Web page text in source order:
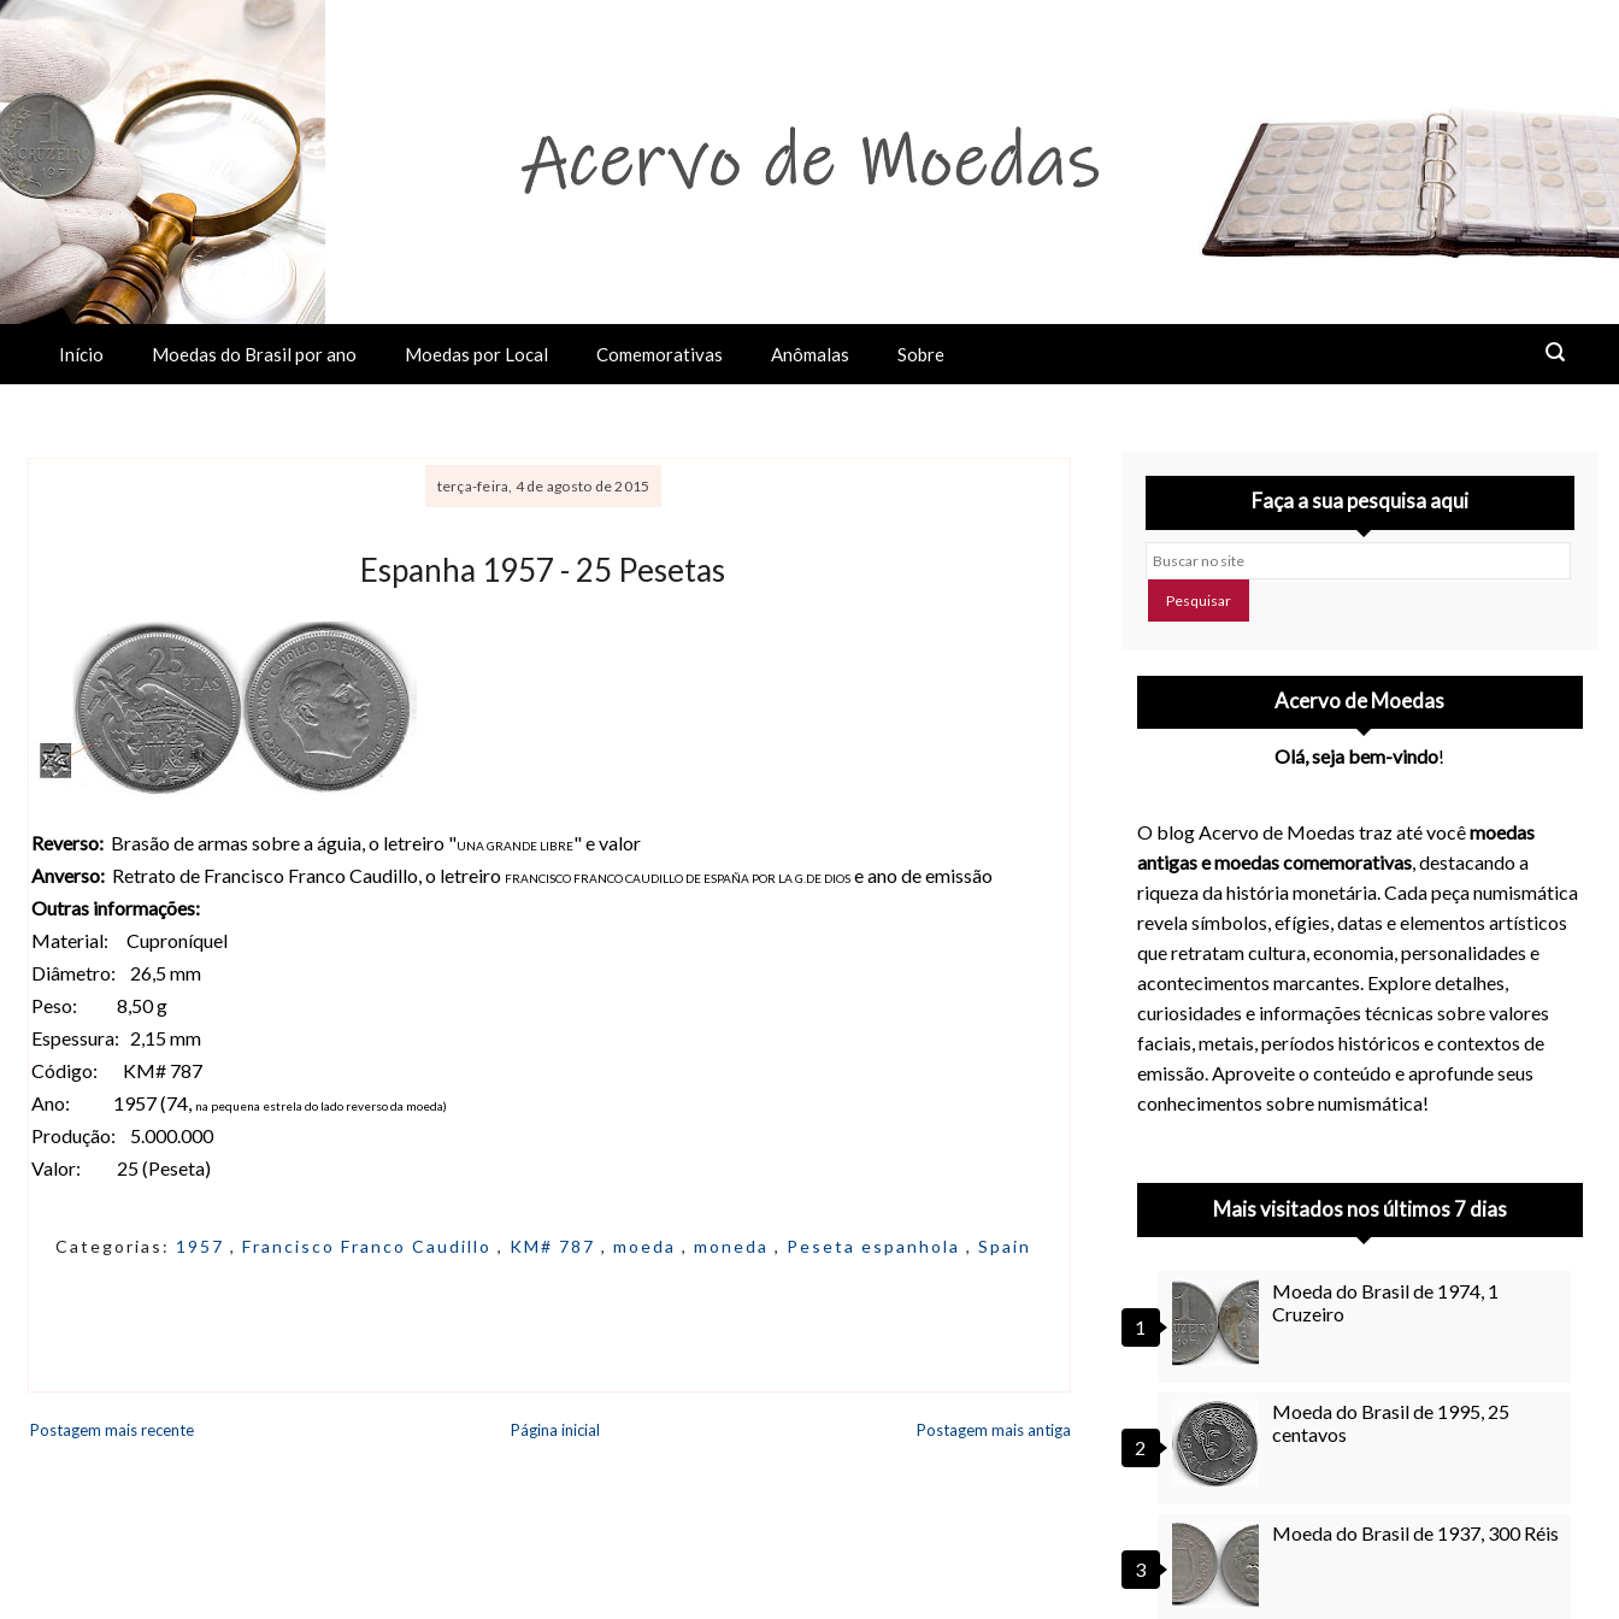
Início Moedas do Brasil por ano Moedas por Local Comemorativas Anômalas Sobre
terça-feira, 4 de agosto de 2015
Espanha 1957 - 25 Pesetas
Reverso: Brasão de armas sobre a águia, o letreiro "UNA GRANDE LIBRE" e valor
Anverso: Retrato de Francisco Franco Caudillo, o letreiro FRANCISCO FRANCO CAUDILLO DE ESPAÑA POR LA G.DE DIOS e ano de emissão
Outras informações:
Material: Cuproníquel
Diâmetro: 26,5 mm
Peso: 8,50 g
Espessura: 2,15 mm
Código: KM# 787
Ano: 1957 (74, na pequena estrela do lado reverso da moeda)
Produção: 5.000.000
Valor: 25 (Peseta)
Categorias: 1957 , Francisco Franco Caudillo , KM# 787 , moeda , moneda , Peseta espanhola , Spain
Postagem mais recente Postagem mais antiga
Página inicial
Faça a sua pesquisa aqui
Buscar no site
Acervo de Moedas
Olá, seja bem-vindo!
O blog Acervo de Moedas traz até vocêmoedas
antigas e moedas comemorativas, destacando a
riqueza da história monetária. Cada peça numismática
revela símbolos, efígies, datas e elementos artísticos
que retratam cultura, economia, personalidades e
acontecimentos marcantes. Explore detalhes,
curiosidades e informações técnicas sobre valores
faciais, metais, períodos históricos e contextos de
emissão. Aproveite o conteúdo e aprofunde seus
conhecimentos sobre numismática!
Mais visitados nos últimos 7 dias
Moeda do Brasil de 1974, 1
Cruzeiro
Moeda do Brasil de 1995, 25
centavos
Moeda do Brasil de 1937, 300 Réis